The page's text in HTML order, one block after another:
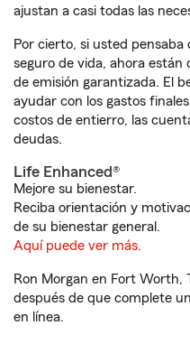
ajustan a casi todas las
Por cierto, si usted pensaba
seguro de vida, ahora están
de emisión garantizada. El
ayudar con los gastos
costos de entierro, las
deudas.
Life Enhanced®
Mejore su bienestar.
Reciba orientación y
de su bienestar general.
Aquí puede ver más.
Ron Morgan en Fort Worth,
después de que complete
en línea.